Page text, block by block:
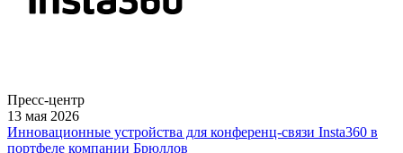
Пресс-центр
13 мая 2026
Инновационные устройства для конференц-связи Insta360 в
портфеле компании Брюллов